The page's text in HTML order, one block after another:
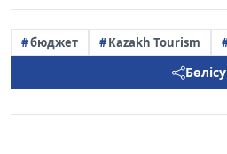
бюджет Kazakh Tourism
Бөлісу